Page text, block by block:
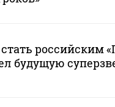
российским
будущую